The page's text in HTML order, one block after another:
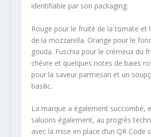
identifiable par son packaging.
Rouge pour le fruité de la tomate et
de la mozzarella. Orange pour le
gouda. Fuschia pour le crémeux du
chèvre et quelques notes de baies
pour la saveur parmesan et un
basilic.
La marque a également succombé,
saluons également, au progrès
avec la mise en place d’un QR Code